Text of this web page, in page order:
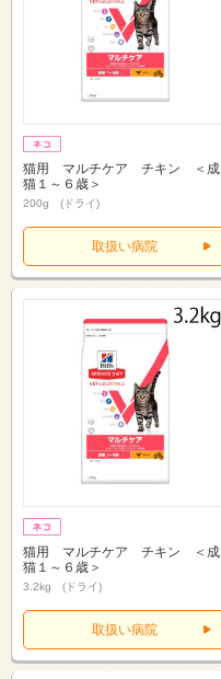
猫用 マルチケア チキン ＜成
猫１～６歳＞
200g (ドライ)
取扱い病院
猫用 マルチケア チキン ＜成
猫１～６歳＞
3.2kg (ドライ)
取扱い病院